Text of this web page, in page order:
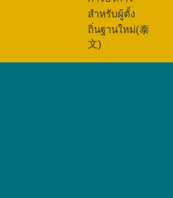
สำหรับผู้ตั้ง
ถิ่นฐานใหม่(泰
文)